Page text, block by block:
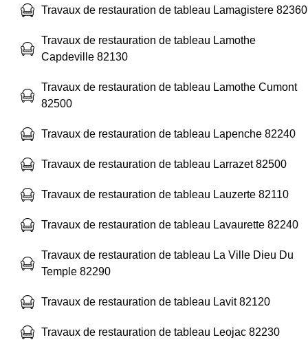
Travaux de restauration de tableau Lamagistere 82360
Travaux de restauration de tableau Lamothe
Capdeville 82130
Travaux de restauration de tableau Lamothe Cumont
82500
Travaux de restauration de tableau Lapenche 82240
Travaux de restauration de tableau Larrazet 82500
Travaux de restauration de tableau Lauzerte 82110
Travaux de restauration de tableau Lavaurette 82240
Travaux de restauration de tableau La Ville Dieu Du
Temple 82290
Travaux de restauration de tableau Lavit 82120
Travaux de restauration de tableau Leojac 82230